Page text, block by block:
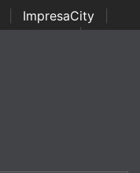
ImpresaCity
Awards | Italian
Awards